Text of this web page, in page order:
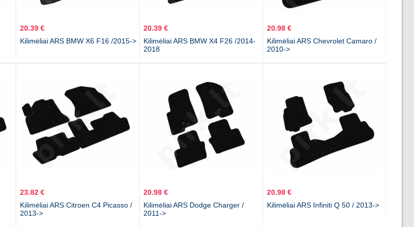
20.39 €
Kilimėliai ARS BMW X6 F16 /2015->
20.39 €
Kilimėliai ARS BMW X4 F26 /2014-
2018
20.98 €
Kilimėliai ARS Chevrolet Camaro /
2010->
23.82 €
Kilimėliai ARS Citroen C4 Picasso /
2013->
20.98 €
Kilimėliai ARS Dodge Charger /
2011->
20.98 €
Kilimėliai ARS Infiniti Q 50 / 2013->